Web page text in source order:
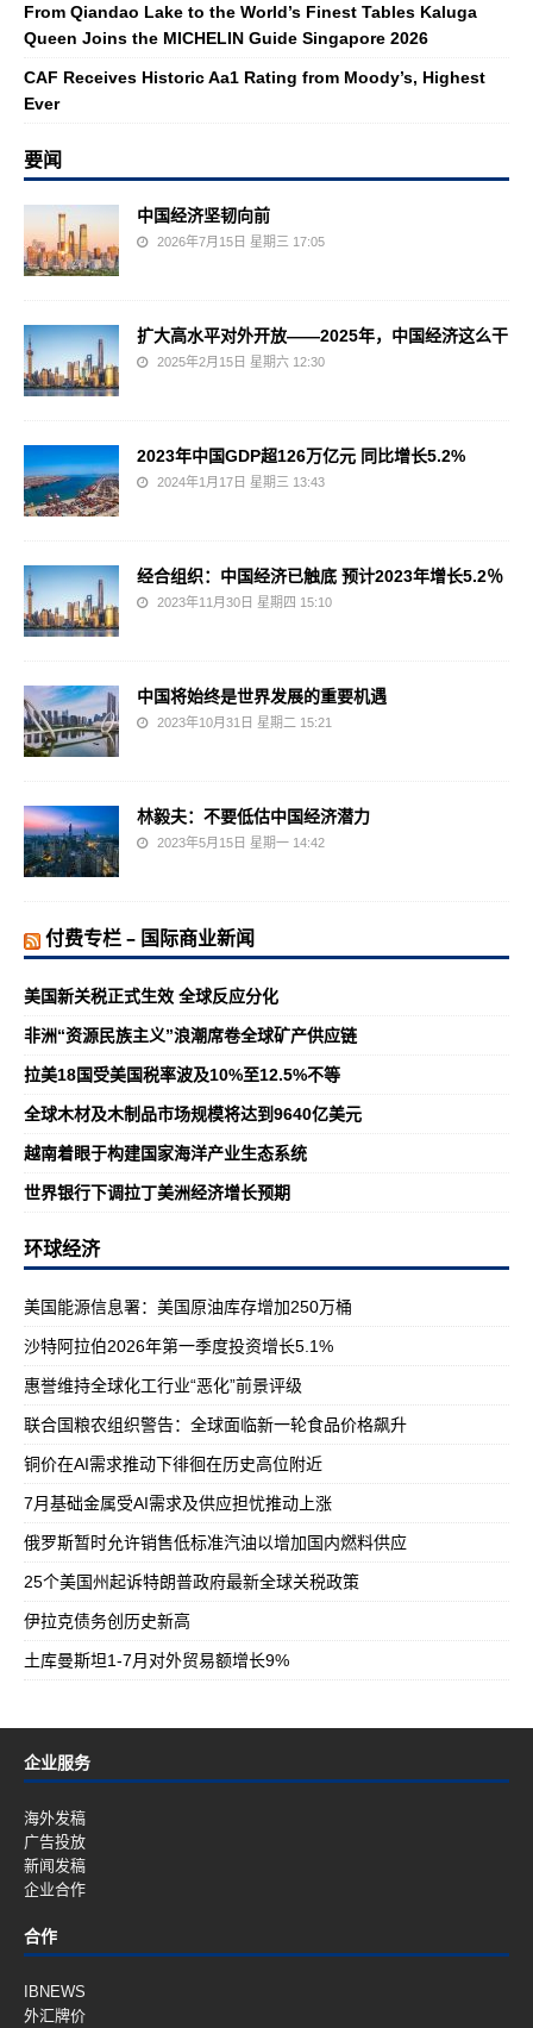
From Qiandao Lake to the World’s Finest Tables Kaluga
Queen Joins the MICHELIN Guide Singapore 2026
CAF Receives Historic Aa1 Rating from Moody’s, Highest
Ever
要闻
中国经济坚韧向前
2026年7月15日 星期三 17:05
扩大高水平对外开放——2025年，中国经济这么干
2025年2月15日 星期六 12:30
2023年中国GDP超126万亿元 同比增长5.2%
2024年1月17日 星期三 13:43
经合组织：中国经济已触底 预计2023年增长5.2％
2023年11月30日 星期四 15:10
中国将始终是世界发展的重要机遇
2023年10月31日 星期二 15:21
林毅夫：不要低估中国经济潜力
2023年5月15日 星期一 14:42
付费专栏 – 国际商业新闻
美国新关税正式生效 全球反应分化
非洲“资源民族主义”浪潮席卷全球矿产供应链
拉美18国受美国税率波及10%至12.5%不等
全球木材及木制品市场规模将达到9640亿美元
越南着眼于构建国家海洋产业生态系统
世界银行下调拉丁美洲经济增长预期
环球经济
美国能源信息署：美国原油库存增加250万桶
沙特阿拉伯2026年第一季度投资增长5.1%
惠誉维持全球化工行业“恶化”前景评级
联合国粮农组织警告：全球面临新一轮食品价格飙升
铜价在AI需求推动下徘徊在历史高位附近
7月基础金属受AI需求及供应担忧推动上涨
俄罗斯暂时允许销售低标准汽油以增加国内燃料供应
25个美国州起诉特朗普政府最新全球关税政策
伊拉克债务创历史新高
土库曼斯坦1-7月对外贸易额增长9%
企业服务
海外发稿
广告投放
新闻发稿
企业合作
合作
IBNEWS
外汇牌价